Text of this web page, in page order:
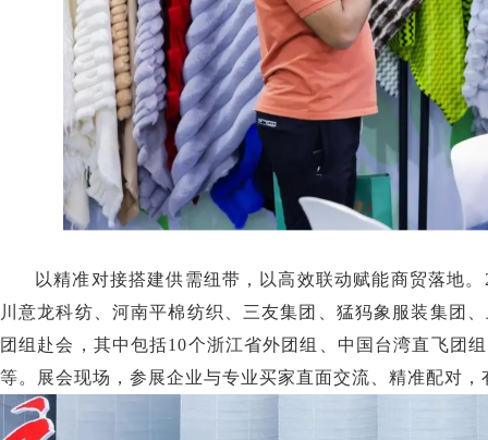
以精准对接搭建供需纽带，以高效联动赋能商贸落地
川意龙科纺、河南平棉纺织、三友集团、猛犸象服装集团
团组赴会，其中包括10个浙江省外团组、中国台湾直飞团
等。展会现场，参展企业与专业买家直面交流、精准配对